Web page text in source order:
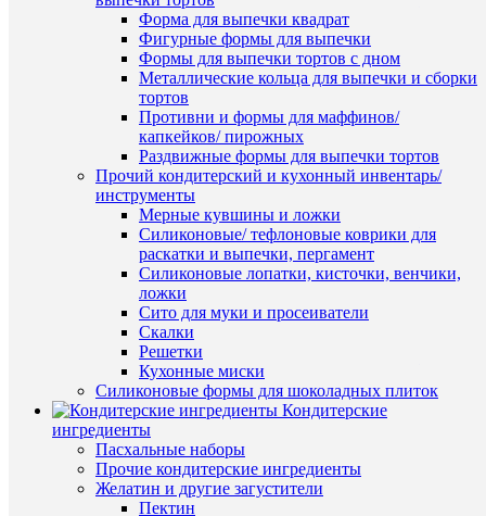
Форма для выпечки квадрат
Фигурные формы для выпечки
Формы для выпечки тортов с дном
Металлические кольца для выпечки и сборки
тортов
Противни и формы для маффинов/
капкейков/ пирожных
Раздвижные формы для выпечки тортов
Прочий кондитерский и кухонный инвентарь/
инструменты
Мерные кувшины и ложки
Силиконовые/ тефлоновые коврики для
раскатки и выпечки, пергамент
Силиконовые лопатки, кисточки, венчики,
ложки
Сито для муки и просеиватели
Скалки
Решетки
Кухонные миски
Силиконовые формы для шоколадных плиток
Кондитерские
ингредиенты
Пасхальные наборы
Прочие кондитерские ингредиенты
Желатин и другие загустители
Пектин
В
Art
120
руб.
корзину